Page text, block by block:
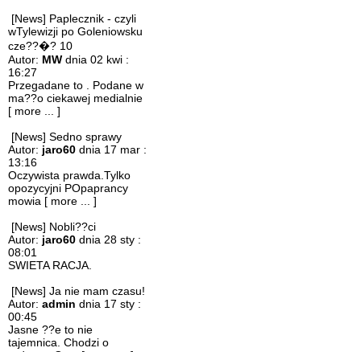
[News] Paplecznik - czyli
wTylewizji po Goleniowsku
cze??�? 10
Autor: MW dnia 02 kwi :
16:27
Przegadane to . Podane w
ma??o ciekawej medialnie
[ more ... ]
[News] Sedno sprawy
Autor: jaro60 dnia 17 mar :
13:16
Oczywista prawda.Tylko
opozycyjni POpaprancy
mowia [ more ... ]
[News] Nobli??ci
Autor: jaro60 dnia 28 sty :
08:01
SWIETA RACJA.
[News] Ja nie mam czasu!
Autor: admin dnia 17 sty :
00:45
Jasne ??e to nie
tajemnica. Chodzi o